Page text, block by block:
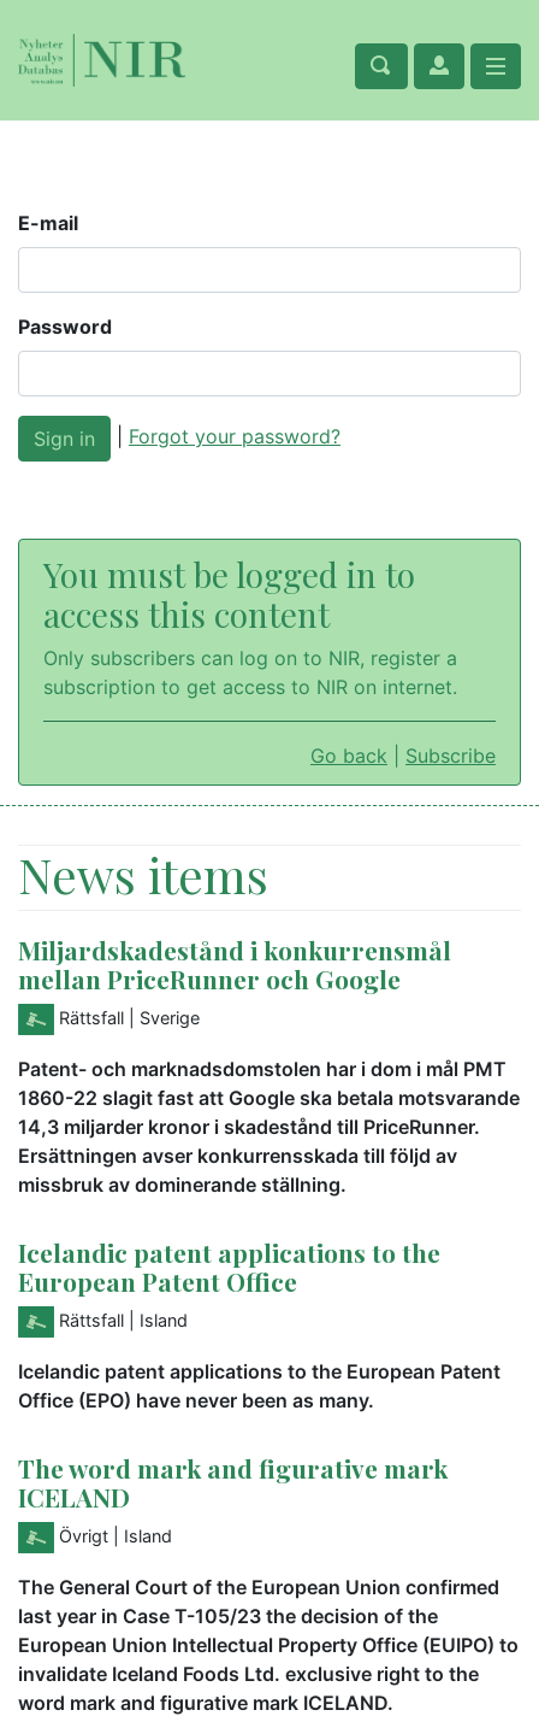
E-mail
Password
Forgot your password?
You must be logged in to
access this content
Only subscribers can log on to NIR, register a
subscription to get access to NIR on internet.
Go back Subscribe
News items
Miljardskadestånd i konkurrensmål
mellan PriceRunner och Google
Rättsfall | Sverige
Patent- och marknadsdomstolen har i dom i mål PMT
1860-22 slagit fast att Google ska betala motsvarande
14,3 miljarder kronor i skadestånd till PriceRunner.
Ersättningen avser konkurrensskada till följd av
missbruk av dominerande ställning.
Icelandic patent applications to the
European Patent Office
Rättsfall | Island
Icelandic patent applications to the European Patent
Office (EPO) have never been as many.
The word mark and figurative mark
ICELAND
Övrigt | Island
The General Court of the European Union confirmed
last year in Case T-105/23 the decision of the
European Union Intellectual Property Office (EUIPO) to
invalidate Iceland Foods Ltd. exclusive right to the
word mark and figurative mark ICELAND.